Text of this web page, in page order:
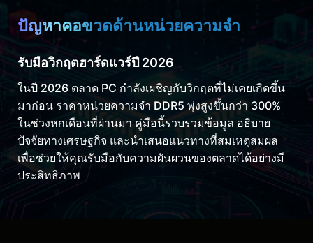
ปัญหาคอขวดด้านหน่วยความจำ
รับมือวิกฤตฮาร์ดแวร์ปี 2026
ในปี 2026 ตลาด PC กำลังเผชิญกับวิกฤตที่ไม่เคยเกิดขึ้น
มาก่อน ราคาหน่วยความจำ DDR5 พุ่งสูงขึ้นกว่า 300%
ในช่วงหกเดือนที่ผ่านมา คู่มือนี้รวบรวมข้อมูล อธิบาย
ปัจจัยทางเศรษฐกิจ และนำเสนอแนวทางที่สมเหตุสมผล
เพื่อช่วยให้คุณรับมือกับความผันผวนของตลาดได้อย่างมี
ประสิทธิภาพ